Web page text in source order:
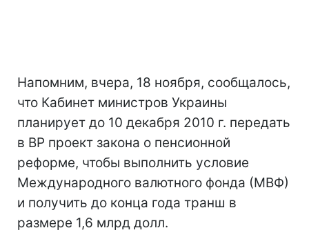
Напомним, вчера, 18 ноября, сообщалось,
что Кабинет министров Украины
планирует до 10 декабря 2010 г. передать
в ВР проект закона о пенсионной
реформе, чтобы выполнить условие
Международного валютного фонда (МВФ)
и получить до конца года транш в
размере 1,6 млрд долл.